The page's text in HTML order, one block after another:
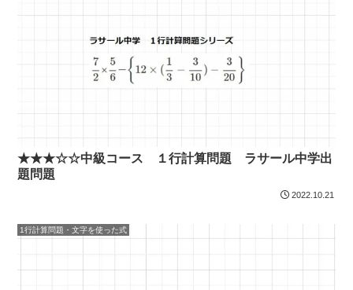
★★★☆☆中級コース １行計算問題 ラサール中学出
題問題
2022.10.21
1行計算問題・文字を使った式